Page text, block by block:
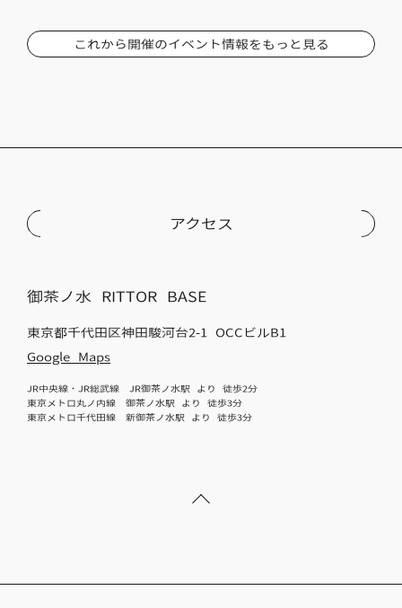
これから開催のイベント情報をもっと見る
アクセス
御茶ノ水 RITTOR BASE
東京都千代田区神田駿河台2-1 OCCビルB1
Google Maps
JR中央線・JR総武線 JR御茶ノ水駅 より 徒歩2分
東京メトロ丸ノ内線 御茶ノ水駅 より 徒歩3分
東京メトロ千代田線 新御茶ノ水駅 より 徒歩3分